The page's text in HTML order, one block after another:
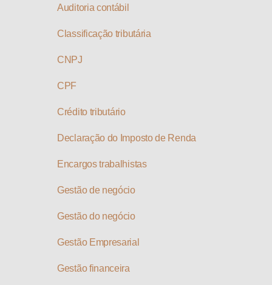
Auditoria contábil
Classificação tributária
CNPJ
CPF
Crédito tributário
Declaração do Imposto de Renda
Encargos trabalhistas
Gestão de negócio
Gestão do negócio
Gestão Empresarial
Gestão financeira